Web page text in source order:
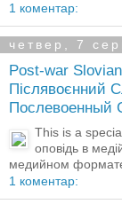
1 коментар:
четвер, 7
Post-war
Післявоєнний
Послевоенный
This is a
оповідь в
медийном
1 коментар: